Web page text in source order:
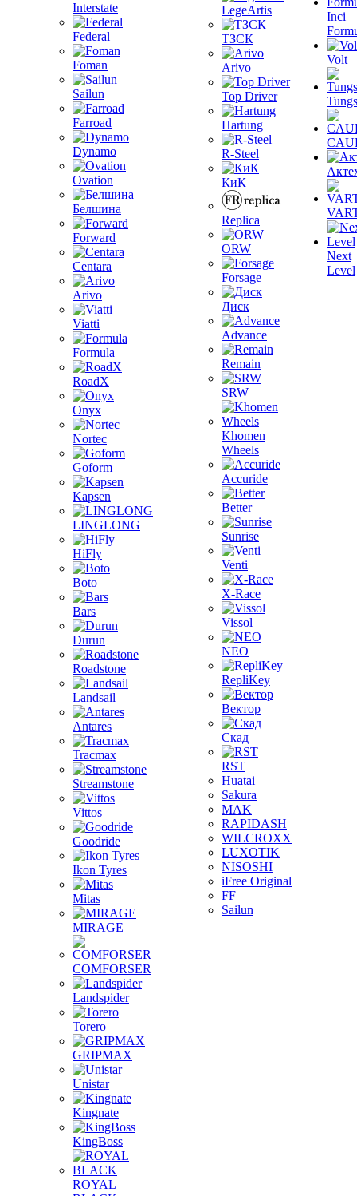
Interstate
Federal
Foman
Sailun
Farroad
Dynamo
Ovation
Белшина
Forward
Centara
Arivo
Viatti
Formula
RoadX
Onyx
Nortec
Goform
Kapsen
LINGLONG
HiFly
Boto
Bars
Durun
Roadstone
Landsail
Antares
Tracmax
Streamstone
Vittos
Goodride
Ikon Tyres
Mitas
MIRAGE
COMFORSER
Landspider
Torero
GRIPMAX
Unistar
Kingnate
KingBoss
ROYAL
LegeArtis
ТЗСК
Arivo
Top Driver
Hartung
R-Steel
КиК
Replica
ORW
Forsage
Диск
Advance
Remain
SRW
Khomen
Wheels
Accuride
Better
Sunrise
Venti
X-Race
Vissol
NEO
RepliKey
Вектор
Скад
RST
Huatai
Sakura
MAK
RAPIDASH
WILCROXX
LUXOTIK
NISOSHI
iFree Original
FF
Sailun
Inci
Volt
Next
Level